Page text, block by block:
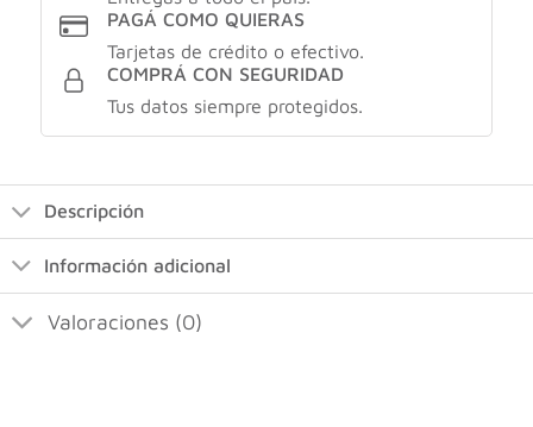
PAGÁ COMO QUIERAS
Tarjetas de crédito o efectivo.
COMPRÁ CON SEGURIDAD
Tus datos siempre protegidos.
Descripción
Información adicional
Valoraciones (0)